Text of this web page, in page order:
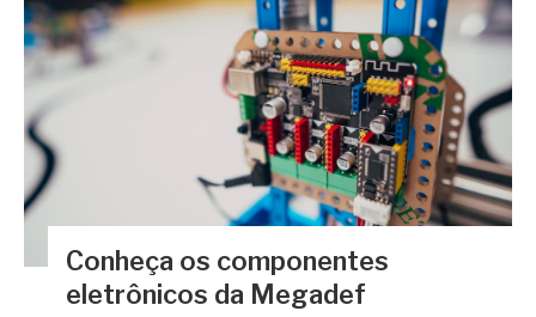
Conheça os componentes
eletrônicos da Megadef